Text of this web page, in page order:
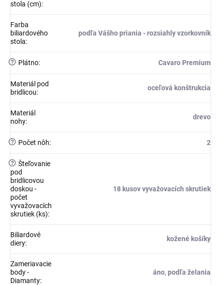
stola (cm):
Farba
biliardového
stola:
podľa Vášho priania - rozsiahly vzorkovník
? Plátno: Cavaro Premium
Materiál pod
bridlicou:
oceľová konštrukcia
Materiál
nohy:
drevo
? Počet nôh: 2
? Šteľovanie
pod
bridlicovou
doskou -
počet
vyvažovacích
skrutiek (ks):
18 kusov vyvažovacích skrutiek
Biliardové
diery:
kožené košíky
Zameriavacie
body -
Diamanty:
áno, podľa želania